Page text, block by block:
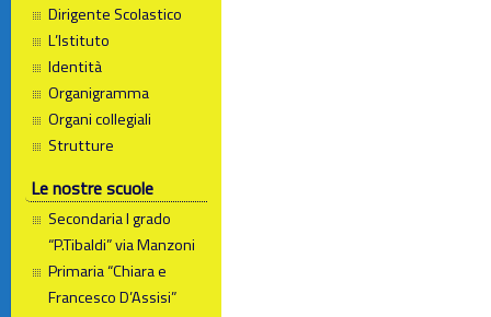
Dirigente Scolastico
L’Istituto
Identità
Organigramma
Organi collegiali
Strutture
Le nostre scuole
Secondaria I grado
“P.Tibaldi” via Manzoni
Primaria “Chiara e
Francesco D’Assisi”